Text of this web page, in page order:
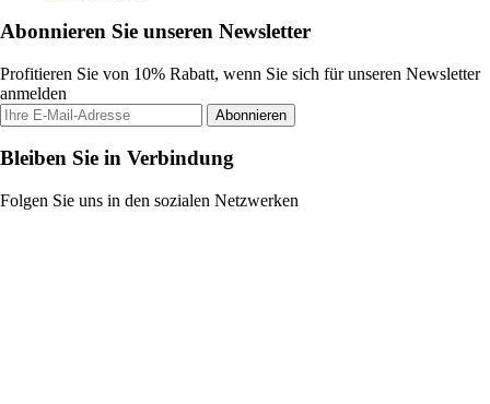
Abonnieren Sie unseren Newsletter
Profitieren Sie von 10% Rabatt, wenn Sie sich für unseren Newsletter
anmelden
Abonnieren
Bleiben Sie in Verbindung
Folgen Sie uns in den sozialen Netzwerken